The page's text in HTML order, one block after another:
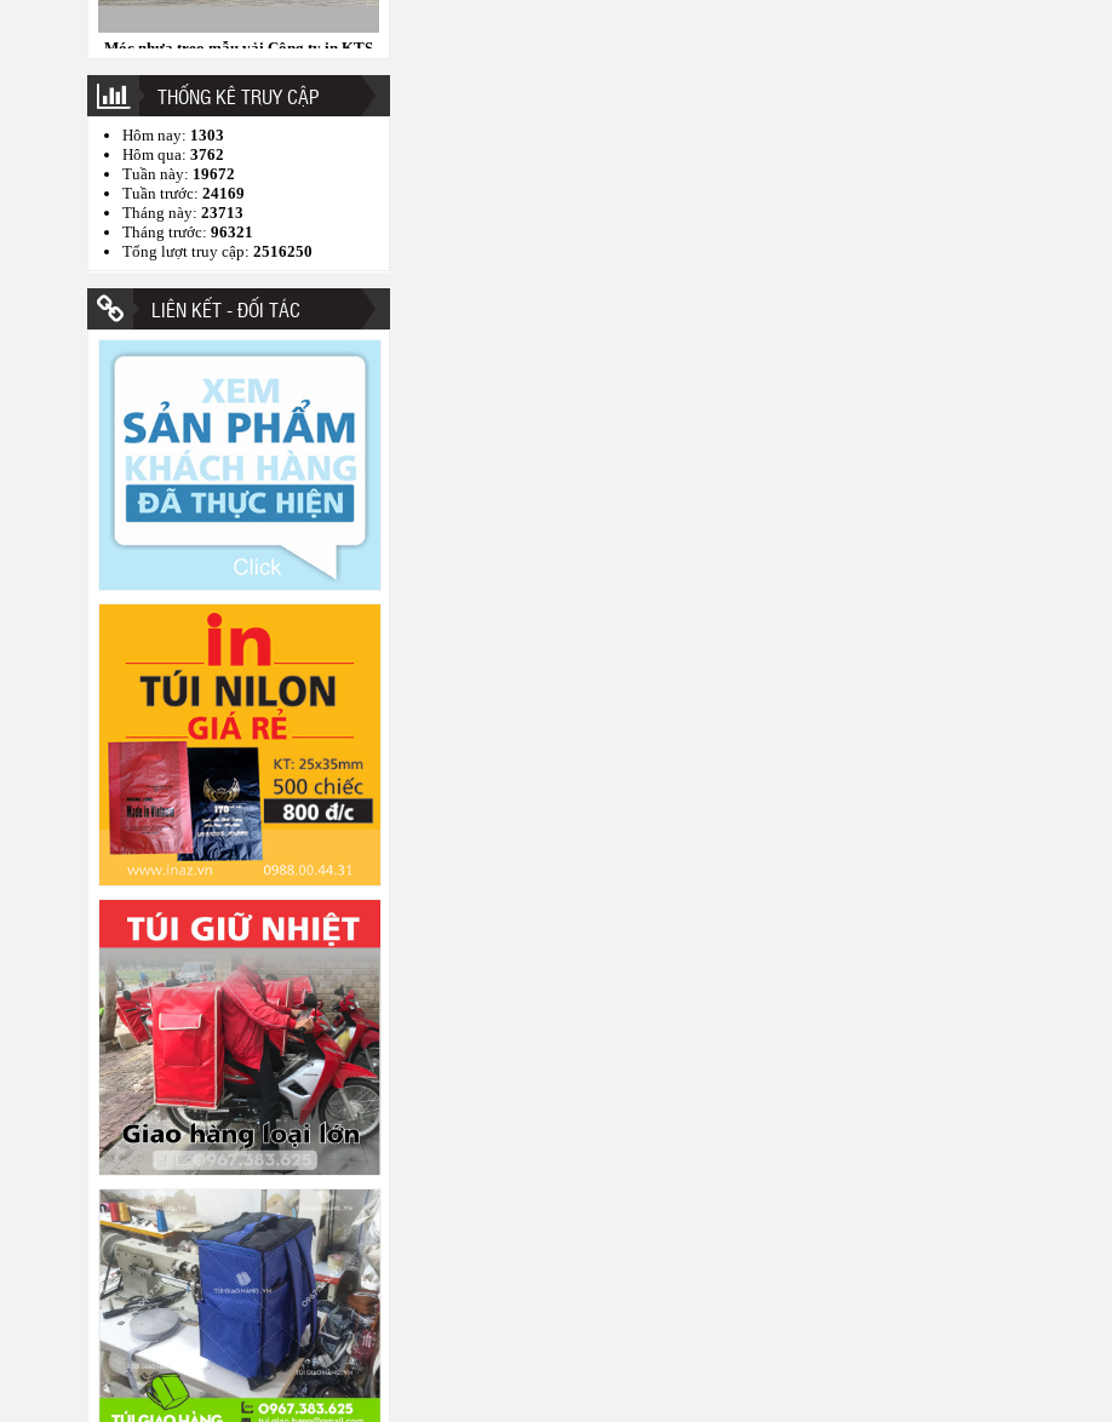
Móc nhựa treo mẫu vải Công ty in KTS
Hồng Thái
Bảng treo mẫu vải Best Pacific
Bảng treo mẫu vải Công ty DF Vina
Bảng treo mẫu vải Taiyo Plus Viet Nam
THỐNG KÊ TRUY CẬP
Hôm nay: 1303
Hôm qua: 3762
Tuần này: 19672
Tuần trước: 24169
Tháng này: 23713
Tháng trước: 96321
Tổng lượt truy cập: 2516250
LIÊN KẾT - ĐỐI TÁC